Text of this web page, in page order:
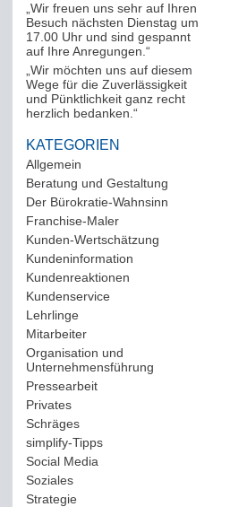
„Wir freuen uns sehr auf Ihren
Besuch nächsten Dienstag um
17.00 Uhr und sind gespannt
auf Ihre Anregungen.“
„Wir möchten uns auf diesem
Wege für die Zuverlässigkeit
und Pünktlichkeit ganz recht
herzlich bedanken.“
KATEGORIEN
Allgemein
Beratung und Gestaltung
Der Bürokratie-Wahnsinn
Franchise-Maler(42)
Kunden-Wertschätzung
Kundeninformation
Kundenreaktionen
Kundenservice(178)
Lehrlinge(54)
Mitarbeiter(163)
Organisation und
Unternehmensführung
Pressearbeit(12)
Privates(193)
Schräges(161)
simplify-Tipps(123)
Social Media
Soziales(37)
Strategie(220)